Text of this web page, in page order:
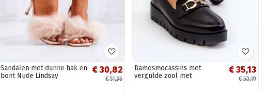
Sandalen met dunne hak en
bont Nude Lindsay
€ 30,82
€ 51,36
Damesmocassins met
vergulde zool met
€ 35,13
€ 50,19